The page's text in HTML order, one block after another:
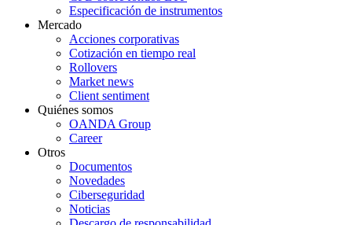
Especificación de instrumentos
Mercado
Acciones corporativas
Cotización en tiempo real
Rollovers
Market news
Client sentiment
Quiénes somos
OANDA Group
Career
Otros
Documentos
Novedades
Ciberseguridad
Noticias